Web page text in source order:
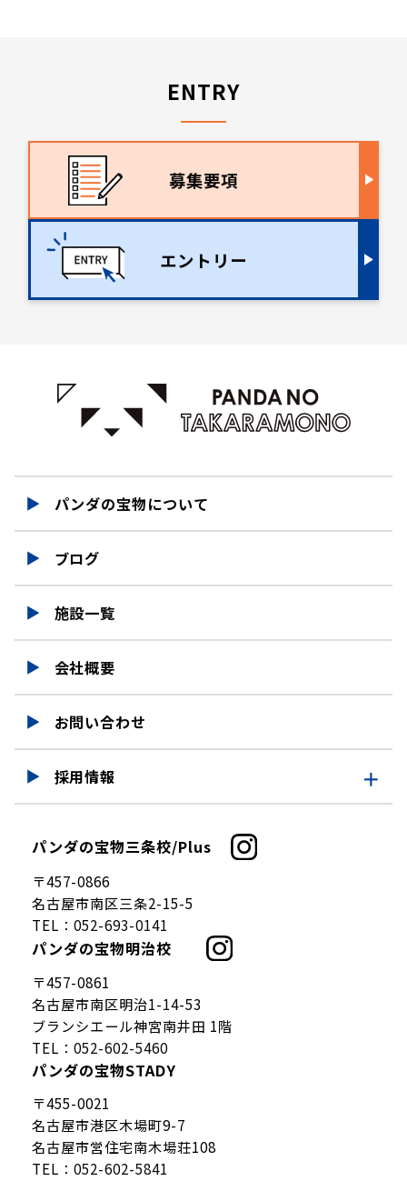
ENTRY
募集要項
エントリー
パンダの宝物について
ブログ
施設一覧
会社概要
お問い合わせ
採用情報
採用情報
仕事を知る
募集要項
パンダの宝物三条校/Plus
〒457-0866
名古屋市南区三条2-15-5
TEL： 052-693-0141
パンダの宝物明治校
〒457-0861
名古屋市南区明治1-14-53
ブランシエール神宮南井田 1階
TEL： 052-602-5460
パンダの宝物STADY
〒455-0021
名古屋市港区木場町9-7
名古屋市営住宅南木場荘108
TEL： 052-602-5841